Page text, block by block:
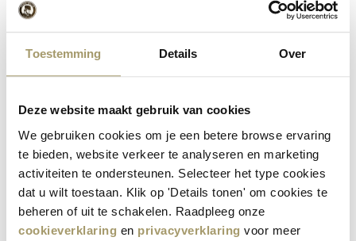
Toestemming Details Over
Deze website maakt gebruik van cookies
We gebruiken cookies om je een betere browse ervaring
te bieden, website verkeer te analyseren en marketing
activiteiten te ondersteunen. Selecteer het type cookies
dat u wilt toestaan. Klik op 'Details tonen' om cookies te
beheren of uit te schakelen. Raadpleeg onze
cookieverklaring en privacyverklaring voor meer
Maintenant, si vous voulez vous-même mettre quelque chose
comme en-cas !
Partager via:
Messages récents
Conservation des fromages : quelle est la meilleure
façon de procéder ?
19 May 2026